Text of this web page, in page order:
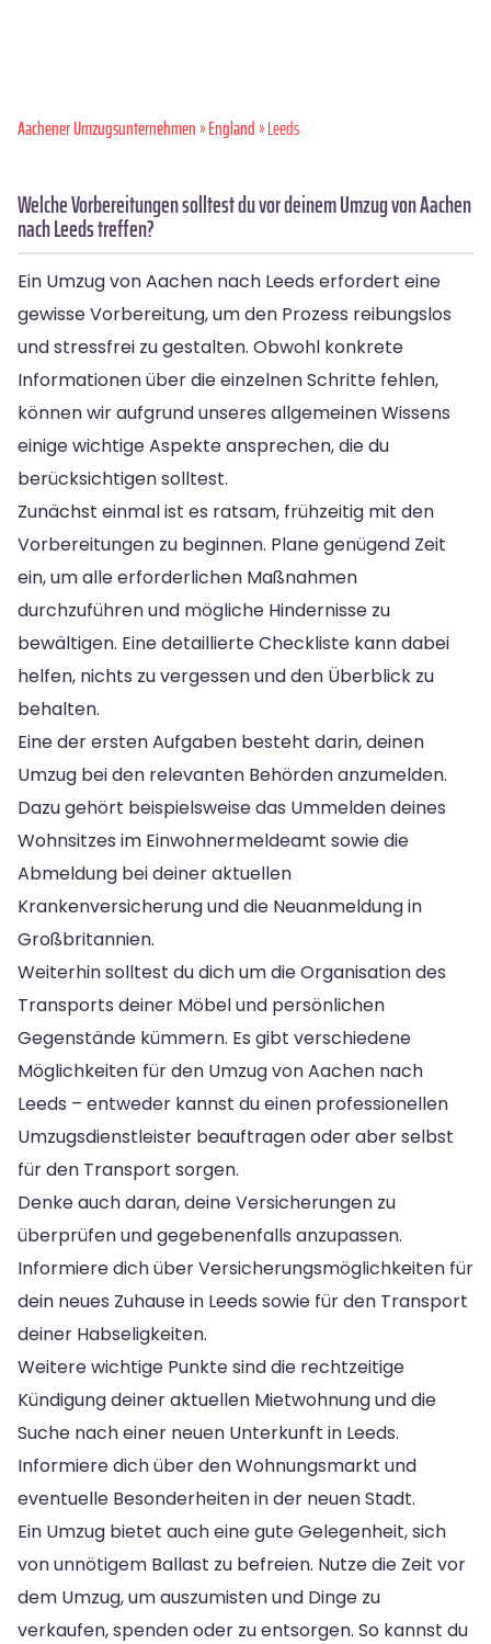
Aachener Umzugsunternehmen»England» Leeds
Welche Vorbereitungen solltest du vor deinem Umzug von Aachen
nach Leeds treffen?
Ein Umzug von Aachen nach Leeds erfordert eine
gewisse Vorbereitung, um den Prozess reibungslos
und stressfrei zu gestalten. Obwohl konkrete
Informationen über die einzelnen Schritte fehlen,
können wir aufgrund unseres allgemeinen Wissens
einige wichtige Aspekte ansprechen, die du
berücksichtigen solltest.
Zunächst einmal ist es ratsam, frühzeitig mit den
Vorbereitungen zu beginnen. Plane genügend Zeit
ein, um alle erforderlichen Maßnahmen
durchzuführen und mögliche Hindernisse zu
bewältigen. Eine detaillierte Checkliste kann dabei
helfen, nichts zu vergessen und den Überblick zu
behalten.
Eine der ersten Aufgaben besteht darin, deinen
Umzug bei den relevanten Behörden anzumelden.
Dazu gehört beispielsweise das Ummelden deines
Wohnsitzes im Einwohnermeldeamt sowie die
Abmeldung bei deiner aktuellen
Krankenversicherung und die Neuanmeldung in
Großbritannien.
Weiterhin solltest du dich um die Organisation des
Transports deiner Möbel und persönlichen
Gegenstände kümmern. Es gibt verschiedene
Möglichkeiten für den Umzug von Aachen nach
Leeds – entweder kannst du einen professionellen
Umzugsdienstleister beauftragen oder aber selbst
für den Transport sorgen.
Denke auch daran, deine Versicherungen zu
überprüfen und gegebenenfalls anzupassen.
Informiere dich über Versicherungsmöglichkeiten für
dein neues Zuhause in Leeds sowie für den Transport
deiner Habseligkeiten.
Weitere wichtige Punkte sind die rechtzeitige
Kündigung deiner aktuellen Mietwohnung und die
Suche nach einer neuen Unterkunft in Leeds.
Informiere dich über den Wohnungsmarkt und
eventuelle Besonderheiten in der neuen Stadt.
Ein Umzug bietet auch eine gute Gelegenheit, sich
von unnötigem Ballast zu befreien. Nutze die Zeit vor
dem Umzug, um auszumisten und Dinge zu
verkaufen, spenden oder zu entsorgen. So kannst du